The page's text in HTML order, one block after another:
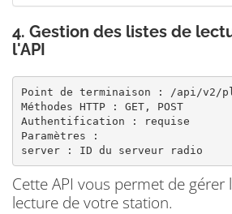
4. Gestion des listes de
l'API
Point de terminaison : /api/v2/
Méthodes HTTP : GET, POST
Authentification : requise
Paramètres :
server : ID du serveur radio
Cette API vous permet de gérer
lecture de votre station.